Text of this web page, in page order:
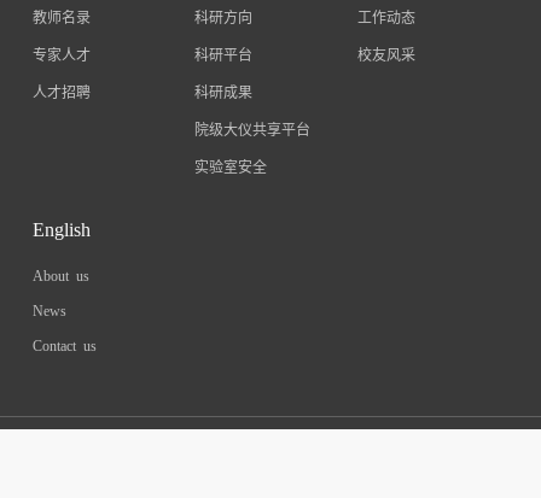
教师名录
专家人才
人才招聘
科研方向
科研平台
科研成果
院级大仪共享平台
实验室安全
工作动态
校友风采
English
About us
News
Contact us